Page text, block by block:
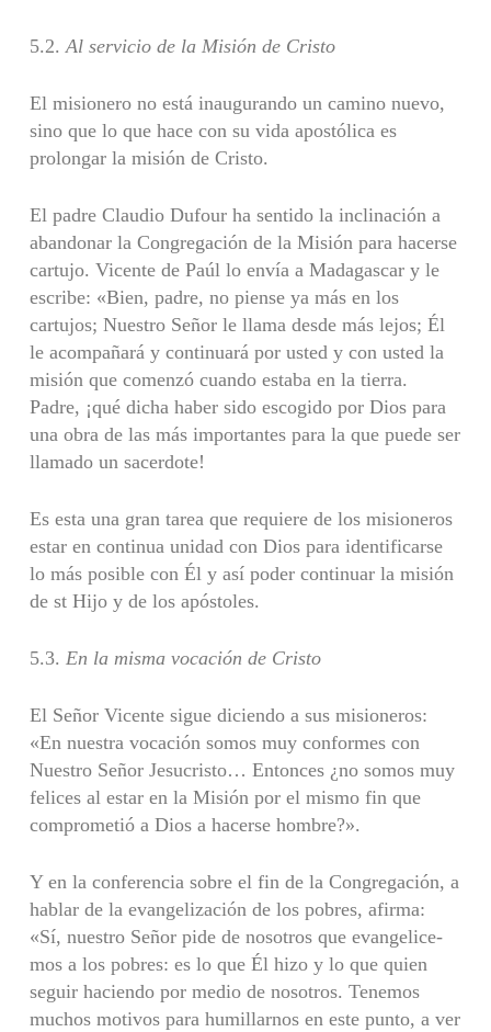
5.2.Al servicio de la Misión de Cristo
El misionero no está inaugurando un camino nuevo,
sino que lo que hace con su vida apostólica es
prolongar la misión de Cristo.
El padre Claudio Dufour ha sentido la inclinación a
abandonar la Congregación de la Misión para hacerse
car­tujo. Vicente de Paúl lo envía a Madagascar y le
escribe: «Bien, padre, no piense ya más en los
cartujos; Nuestro Señor le llama desde más lejos; Él
le acompañará y con­tinuará por usted y con usted la
misión que comenzó cuando estaba en la tierra.
Padre, ¡qué dicha haber sido escogido por Dios para
una obra de las más importantes para la que puede ser
llamado un sacerdote!
Es esta una gran tarea que requiere de los misioneros
estar en continua unidad con Dios para identificarse
lo más posible con Él y así poder continuar la misión
de st Hijo y de los apóstoles.
5.3. En la misma vocación de Cristo
El Señor Vicente sigue diciendo a sus misioneros:
«En nuestra vocación somos muy conformes con
Nuestro Señor Jesucristo… Entonces ¿no somos muy
felices al estar en la Misión por el mismo fin que
comprometió a Dios a hacerse hombre?».
Y en la conferencia sobre el fin de la Congregación, a
hablar de la evangelización de los pobres, afirma:
«Sí, nuestro Señor pide de nosotros que evangelice­
mos a los pobres: es lo que Él hizo y lo que quien
seguir haciendo por medio de nosotros. Tenemos
muchos motivos para humillarnos en este punto, a ver